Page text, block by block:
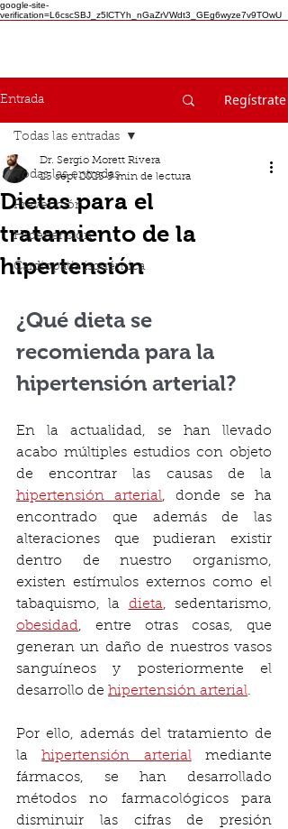
google-site-
verification=L6cscSBJ_z5lCTYh_nGaZrVWdt3_GEg6wyze7v9TOwU
Entrada Regístrate
Todas las entradas
Prevención
Hipertensión
Cardiopatía isquémica
Todas las entradas
Dietas para el
tratamiento de la
hipertensión
Dr. Sergio Morett Rivera
23 sept 2023 5 min de lectura
¿Qué dieta se
recomienda para la
hipertensión arterial?
En la actualidad, se han llevado
acabo múltiples estudios con objeto
hipertensión arterial, donde se ha
encontrado que además de las
alteraciones que pudieran existir
dentro de nuestro organismo,
existen estímulos externos como el
tabaquismo, la dieta
obesidad, entre otras cosas, que
generan un daño de nuestros vasos
sanguíneos y posteriormente el
desarrollo de hipertensión arterial.
Por ello, además del tratamiento de
la hipertensión arterial mediante
fármacos, se han desarrollado
métodos no farmacológicos para
disminuir las cifras de presión